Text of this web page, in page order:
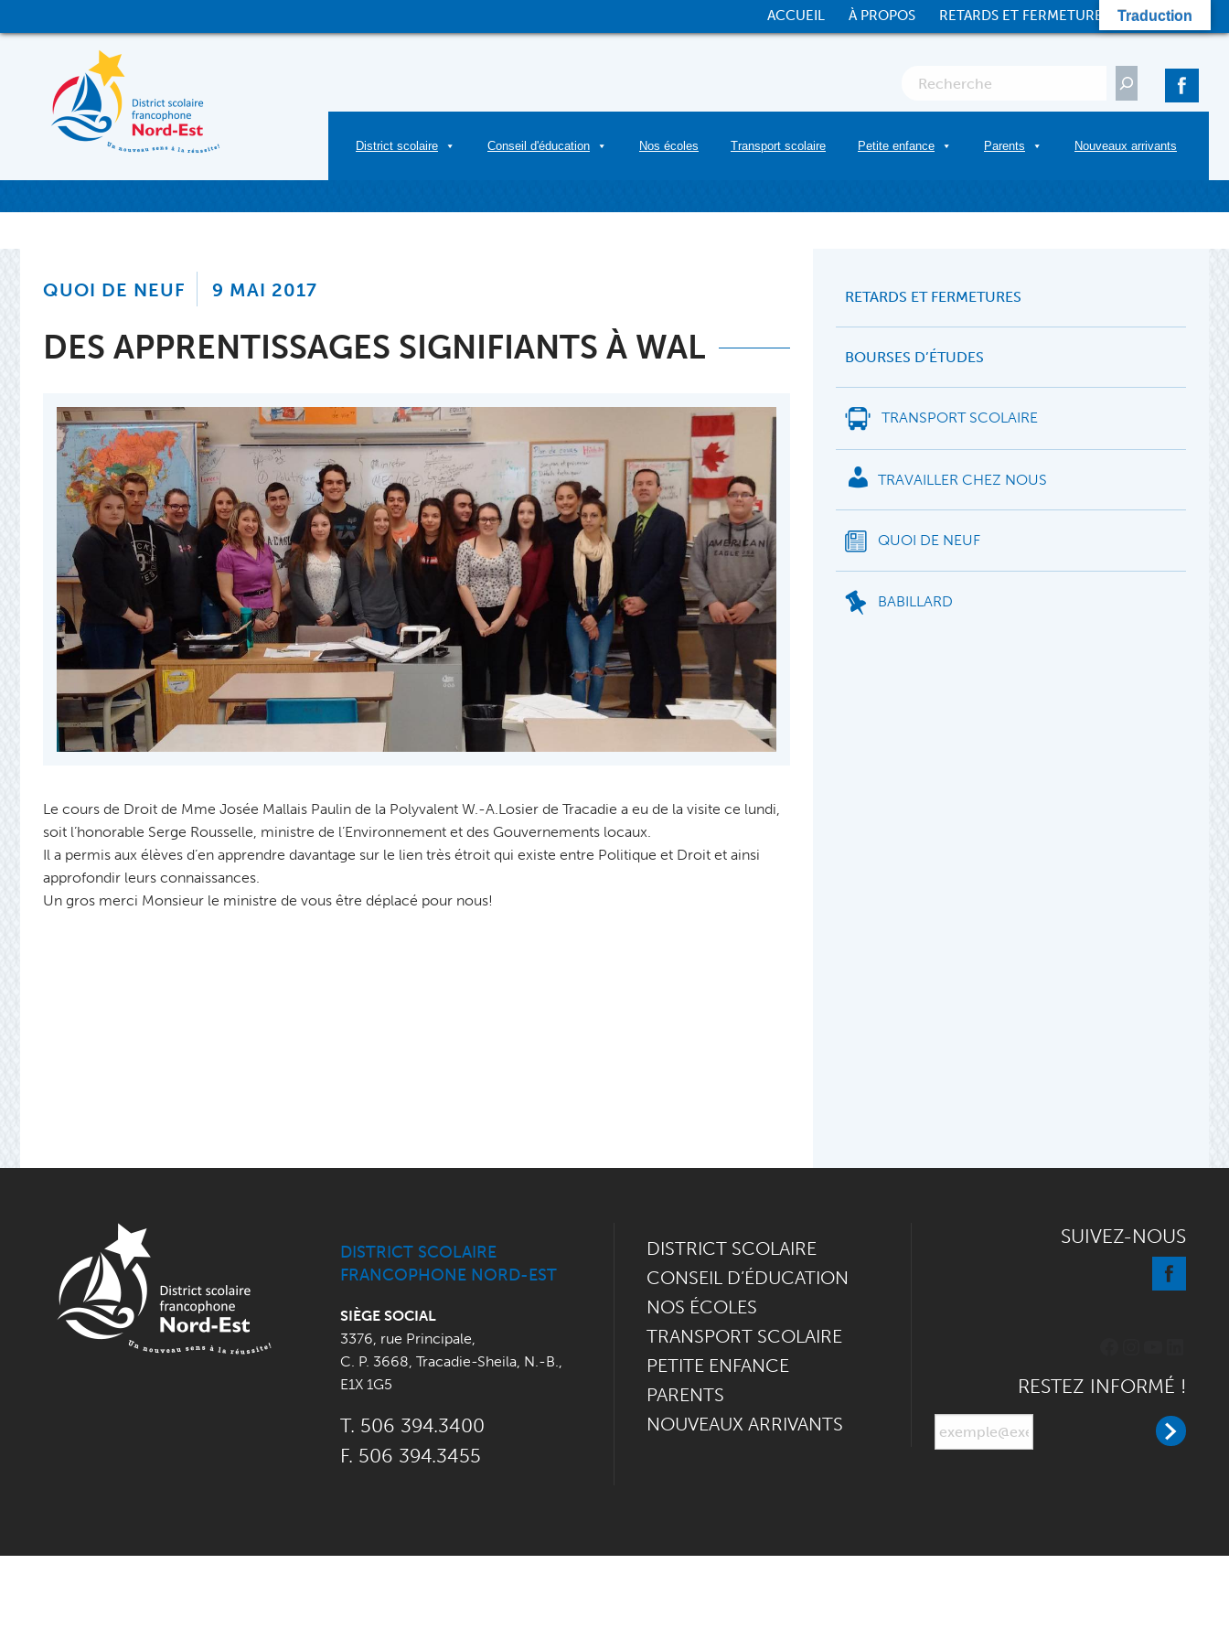
to
ACCUEIL À PROPOS RETARDS ET FERMETURES CONTACT
District scolaire Conseil d'éducation Nos écoles Transport scolaire Petite enfance Parents Nouveaux arrivants
RETARDS ET FERMETURES
BOURSES D’ÉTUDES
TRANSPORT SCOLAIRE
TRAVAILLER CHEZ NOUS
QUOI DE NEUF
BABILLARD
QUOI DE NEUF 9 MAI 2017
DES APPRENTISSAGES SIGNIFIANTS À WAL
Le cours de Droit de Mme Josée Mallais Paulin de la Polyvalent W.-A.Losier de Tracadie a eu de la visite ce lundi,
soit l’honorable Serge Rousselle, ministre de l’Environnement et des Gouvernements locaux.
Il a permis aux élèves d’en apprendre davantage sur le lien très étroit qui existe entre Politique et Droit et ainsi
approfondir leurs connaissances.
Un gros merci Monsieur le ministre de vous être déplacé pour nous!
DISTRICT SCOLAIRE
FRANCOPHONE NORD-EST
SIÈGE SOCIAL
3376, rue Principale,
C. P. 3668, Tracadie-Sheila, N.-B.,
E1X 1G5
T. 506 394.3400
F. 506 394.3455
DISTRICT SCOLAIRE
CONSEIL D’ÉDUCATION
NOS ÉCOLES
TRANSPORT SCOLAIRE
PETITE ENFANCE
PARENTS
NOUVEAUX ARRIVANTS
SUIVEZ-NOUS
RESTEZ INFORMÉ !
Traduction